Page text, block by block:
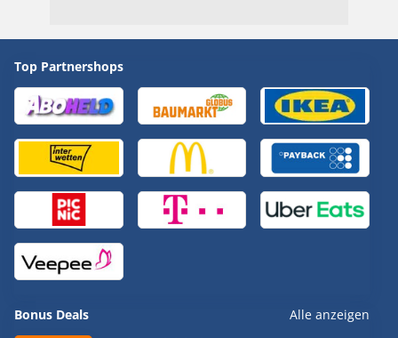
Top Partnershops
Bonus Deals Alle anzeigen